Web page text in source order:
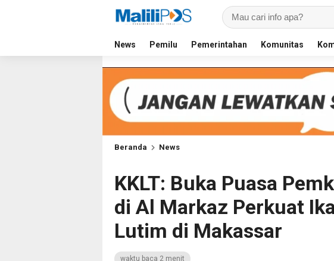
News Pemilu Pemerintahan Komunitas
Beranda News
KKLT: Buka Puasa
di Al Markaz Perkuat
Lutim di Makassar
waktu baca 2 menit